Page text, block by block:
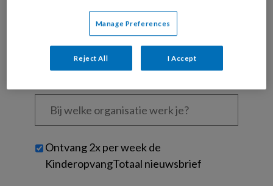
wachtwoord* *
Kies
functie *
Bij
welke
je?
Untitled
Ontvang 2x per week de
KinderopvangTotaal nieuwsbrief
Manage Preferences
Reject All I Accept